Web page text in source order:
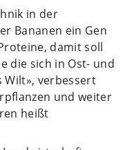
in der
Bananen ein Gen
damit soll
die sich in Ost- und
Wilt», verbessert
und weiter
heißt